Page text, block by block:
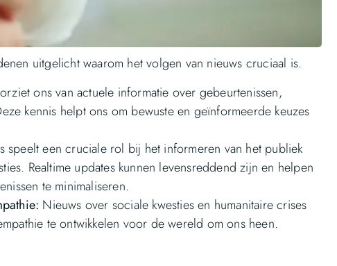
uitgelicht waarom het volgen van nieuws cruciaal is.
ons van actuele informatie over gebeurtenissen,
kennis helpt ons om bewuste en geïnformeerde keuzes
speelt een cruciale rol bij het informeren van het publiek
Realtime updates kunnen levensreddend zijn en helpen
te minimaliseren.
Nieuws over sociale kwesties en humanitaire crises
te ontwikkelen voor de wereld om ons heen.